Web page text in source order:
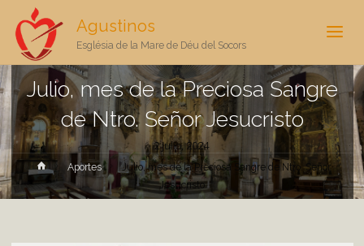
Agustinos
Església de la Mare de Déu del Socors
Julio, mes de la Preciosa Sangre
de Ntro. Señor Jesucristo
2 julio, 2024
InicioAportes
Julio, mes de la Preciosa Sangre de Ntro. Señor
Jesucristo